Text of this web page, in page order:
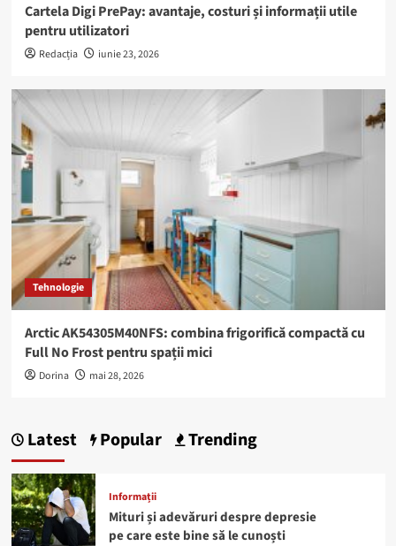
Cartela Digi PrePay: avantaje, costuri și informații utile
pentru utilizatori
Redacția iunie 23, 2026
Tehnologie
Arctic AK54305M40NFS: combina frigorifică compactă cu
Full No Frost pentru spații mici
Dorina mai 28, 2026
Latest Popular Trending
Informații
Mituri și adevăruri despre depresie
pe care este bine să le cunoști